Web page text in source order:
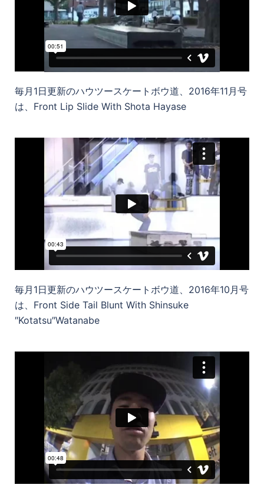
毎月1日更新のハウツースケートボウ道、2016年11月号
は、Front Lip Slide With Shota Hayase
毎月1日更新のハウツースケートボウ道、2016年10月号
は、Front Side Tail Blunt With Shinsuke
″Kotatsu″Watanabe